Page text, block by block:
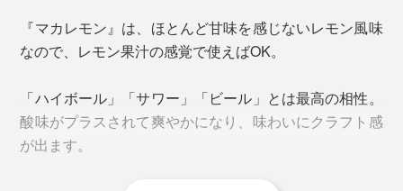
粉末100g中
『マカレモン』は、ほとんど甘味を感じないレモン風味
なので、レモン果汁の感覚で使えばOK。
「ハイボール」「サワー」「ビール」とは最高の相性。
酸味がプラスされて爽やかになり、味わいにクラフト感
が出ます。